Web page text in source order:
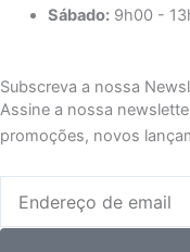
Sábado:9h00 -
Subscreva a nossa
Assine a nossa
promoções, novos